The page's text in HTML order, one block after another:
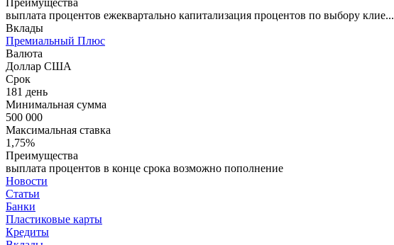
Преимущества
выплата процентов ежеквартально капитализация процентов по выбору клие...
Вклады
Премиальный Плюс
Валюта
Доллар США
Срок
181 день
Минимальная сумма
500 000
Максимальная ставка
1,75%
Преимущества
выплата процентов в конце срока возможно пополнение
Новости
Статьи
Банки
Пластиковые карты
Кредиты